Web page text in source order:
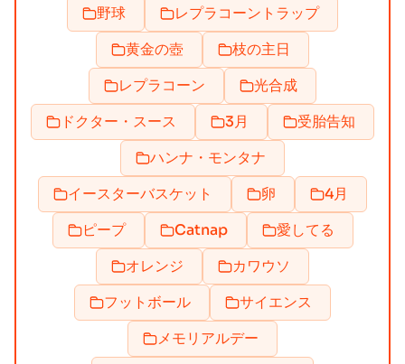
野球
レプラコーントラップ
黄金の壺
枝の主日
レプラコーン
光合成
ドクター・スース
3月
受胎告知
ハンナ・モンタナ
イースターバスケット
卵
4月
ピープ
Catnap
愛してる
オレンジ
カワウソ
フットボール
サイエンス
メモリアルデー